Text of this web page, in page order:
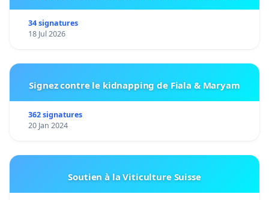
34 signatures
18 Jul 2026
Signez contre le kidnapping de Fiala & Maryam
362 signatures
20 Jan 2024
Soutien à la Viticulture Suisse